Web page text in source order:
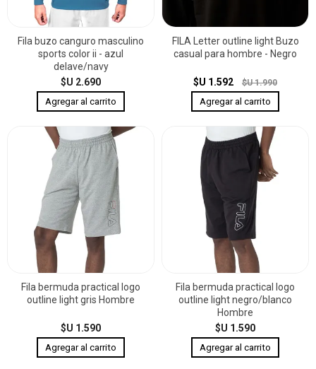
Fila buzo canguro masculino
sports color ii - azul
delave/navy
$U 2.690
FILA Letter outline light Buzo
casual para hombre - Negro
$U 1.592 $U 1.990
Fila bermuda practical logo
outline light gris Hombre
$U 1.590
Fila bermuda practical logo
outline light negro/blanco
Hombre
$U 1.590